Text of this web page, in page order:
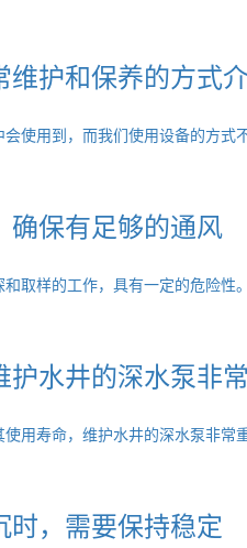
护和保养的方式
使用到，而我们使用设备的方
确保有足够的通风
取样的工作，具有一定的危险
水井的深水泵非
用寿命，维护水井的深水泵非
时，需要保持稳定